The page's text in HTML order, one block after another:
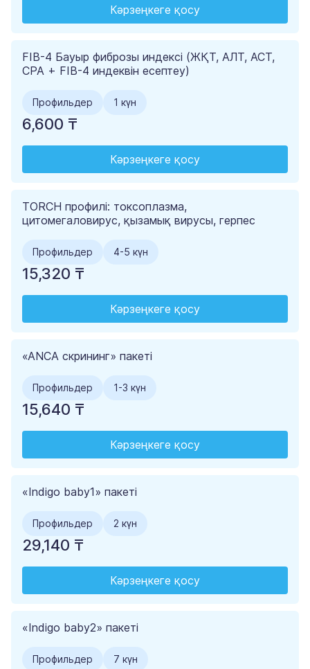
Кәрзеңкеге қосу
FIB-4 Бауыр фиброзы индексі (ЖҚТ, АЛТ, АСТ,
СРА + FIB-4 индеквін есептеу)
Профильдер 1 күн
6,600 ₸
Кәрзеңкеге қосу
TORCH профилі: токсоплазма,
цитомегаловирус, қызамық вирусы, герпес
Профильдер 4-5 күн
15,320 ₸
Кәрзеңкеге қосу
«ANCA скрининг» пакеті
Профильдер 1-3 күн
15,640 ₸
Кәрзеңкеге қосу
«Indigo baby1» пакеті
Профильдер 2 күн
29,140 ₸
Кәрзеңкеге қосу
«Indigo baby2» пакеті
Профильдер 7 күн